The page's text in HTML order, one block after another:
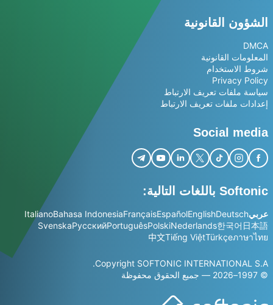
الشؤون القانونية
DMCA
المعلومات القانونية
شروط الاستخدام
Privacy Policy
سياسة ملفات تعريف الارتباط
إعدادات ملفات تعريف الارتباط
Social media
Softonic باللغات التالية:
عربيDeutsch
English
Español
Français
Bahasa Indonesia
Italiano
日本語
한국어
Nederlands
Polski
Português
Русский
Svenska
ภาษาไทย
Türkçe
Tiếng Việt
中文
Copyright SOFTONIC INTERNATIONAL S.A.
© 1997–2026 — جميع الحقوق محفوظة